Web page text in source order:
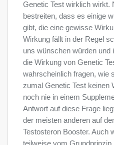
Genetic Test wirklich wirkt.
bestreiten, dass es einige
gibt, die eine gewisse
Wirkung fällt in der Regel
uns wünschen würden und
die Wirkung von Genetic
wahrscheinlich fragen, wie
zumal Genetic Test keinen
noch nie in einem
Antwort auf diese Frage
der meisten anderen auf
Testosteron Booster. Auch